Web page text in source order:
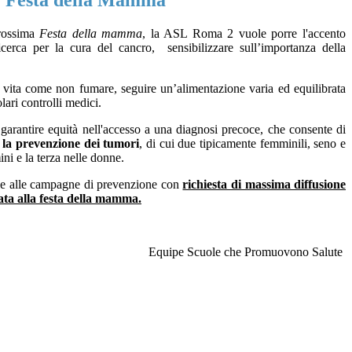
Festa della mamma, la ASL Roma 2 vuole porre l'accento
per la cura del cancro, sensibilizzare sull’importanza della
vita comenon fumare, seguire un’alimentazione varia ed equilibrata
controlli medici.
equità nell'accesso a una diagnosi precoce, che consente di
prevenzione dei tumori, di cui due tipicamente femminili, seno e
e la terza nelle donne.
alle campagne di prevenzione conrichiesta di massima diffusione
alla festa della mamma.
Equipe Scuole che Promuovono Salute